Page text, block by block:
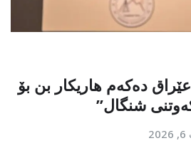
دەكەم هاریكار بن بۆ
شنگال”